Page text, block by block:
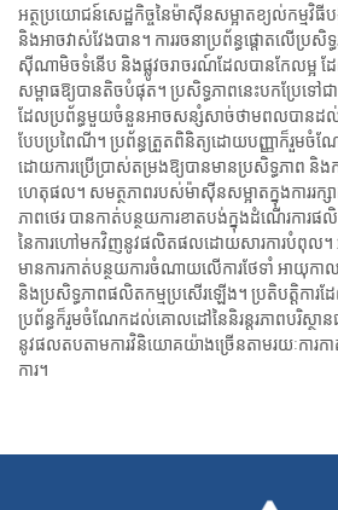
អត្ថប្រយោជន៍សេដ្ឋកិច្ចនៃម៉ាស៊ីនសម្អាតខ្យល់កម្មវិធី
និងអាចវាស់វែងបាន។ ការរចនាប្រព័ន្ធផ្តោតលើប្រសិ
ស៊ីណាមិចទំនើប និងផ្លូវចរាចរណ៍ដែលបានកែលម្អ ដែ
សម្ពាធឱ្យបានតិចបំផុត។ ប្រសិទ្ធភាពនេះបកប្រែទៅ
ដែលប្រព័ន្ធមួយចំនួនអាចសន្សំសាច់ថាមពលបានដល់
បែបប្រពៃណី។ ប្រព័ន្ធត្រួតពិនិត្យដោយបញ្ញាក៏រួមចំណ
ដោយការប្រើប្រាស់តម្រងឱ្យបានមានប្រសិទ្ធភាព និងកា
ហេតុផល។ សមត្ថភាពរបស់ម៉ាស៊ីនសម្អាតក្នុងការរក្
ភាពថេរ បានកាត់បន្ថយការខាតបង់ក្នុងដំណើរកា
នៃការហៅមកវិញនូវផលិតផលដោយសារការបំពុល។
មានការកាត់បន្ថយការចំណាយលើការថែទាំ អាយុកា
និងប្រសិទ្ធភាពផលិតកម្មប្រសើរឡើង។ ប្រតិបត្តិក
ប្រព័ន្ធក៏រួមចំណែកដល់គោលដៅនៃនិរន្តរភាពបរិស្ថ
នូវផលតបតាមការវិនិយោគយ៉ាងច្រើនតាមរយៈការក
ការ។